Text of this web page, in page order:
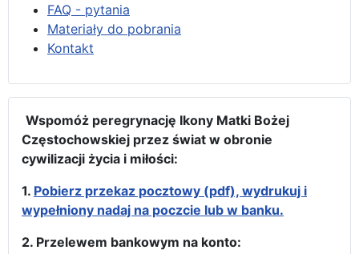
FAQ - pytania
Materiały do pobrania
Kontakt
Wspomóż peregrynację Ikony Matki Bożej
Częstochowskiej przez świat w obronie
cywilizacji życia i miłości:
1. Pobierz przekaz pocztowy (pdf), wydrukuj i
wypełniony nadaj na poczcie lub w banku.
2. Przelewem bankowym na konto: